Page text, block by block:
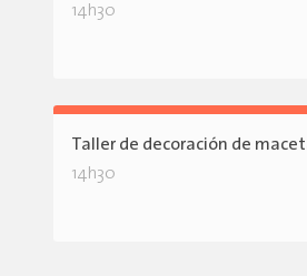
14h30
Taller de decoración de
14h30